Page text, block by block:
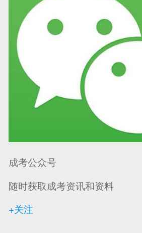
成考公众号
随时获取成考资讯和资料
+关注